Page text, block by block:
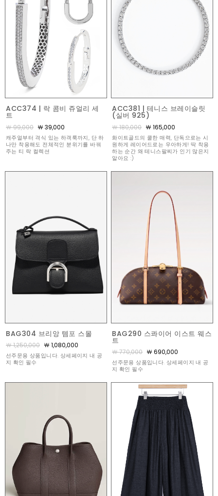
ACC374 | 락 콤비 쥬얼리 세
트
￦ 99,000 ￦ 39,000
캐주얼부터 격식 있는 하객룩까지, 단 하
나만 착용해도 전체적인 분위기를 바꿔
주는 티 락 컬렉션
ACC381 | 테니스 브레이슬릿
(실버 925)
￦ 180,000 ￦ 165,000
화이트골드의 쿨한 매력, 단독으로는 시
원하게 레이어드로는 우아하게! 딱 착용
하는 순간 왜 테니스팔찌가 인기 많은지
알아요 :)
BAG304 브리앙 템포 스몰
￦ 1,250,000 ￦ 1,080,000
선주문용 상품입니다. 상세페이지 내 공
지 확인 필수
BAG290 스콰이어 이스트 웨스
트
￦ 770,000 ￦ 690,000
선주문용 상품입니다. 상세페이지 내 공
지 확인 필수